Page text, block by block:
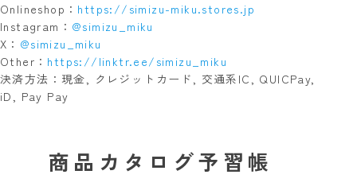
Onlineshop： https://simizu-miku.stores.jp
Instagram： @simizu_miku
X： @simizu_miku
Other： https://linktr.ee/simizu_miku
決済方法：現金, クレジットカード, 交通系IC, QUICPay,
iD, Pay Pay
商品カタログ予習帳